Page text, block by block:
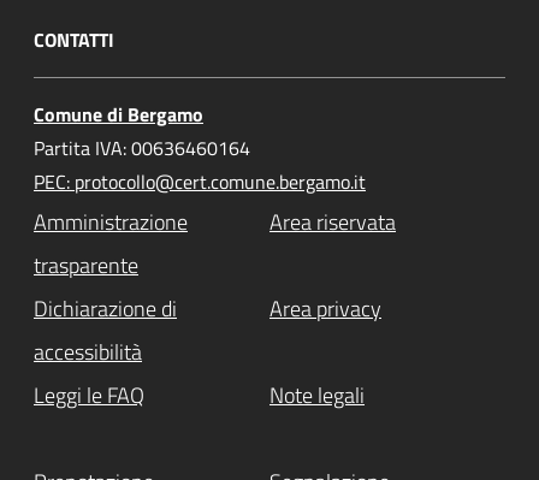
CONTATTI
Comune di Bergamo
Partita IVA: 00636460164
PEC: protocollo@cert.comune.bergamo.it
Amministrazione
trasparente
Area riservata
Dichiarazione di
accessibilità
Area privacy
Leggi le FAQ Note legali